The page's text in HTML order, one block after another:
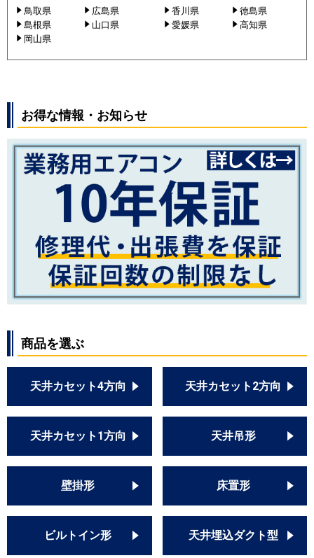
鳥取県
広島県
島根県
山口県
岡山県
香川県
徳島県
愛媛県
高知県
お得な情報・お知らせ
商品を選ぶ
天井カセット4方向 天井カセット2方向
天井カセット1方向 天井吊形
壁掛形 床置形
ビルトイン形 天井埋込ダクト型